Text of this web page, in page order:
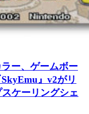
ー、ゲームボー
』v2がリ
ケーリングシェ